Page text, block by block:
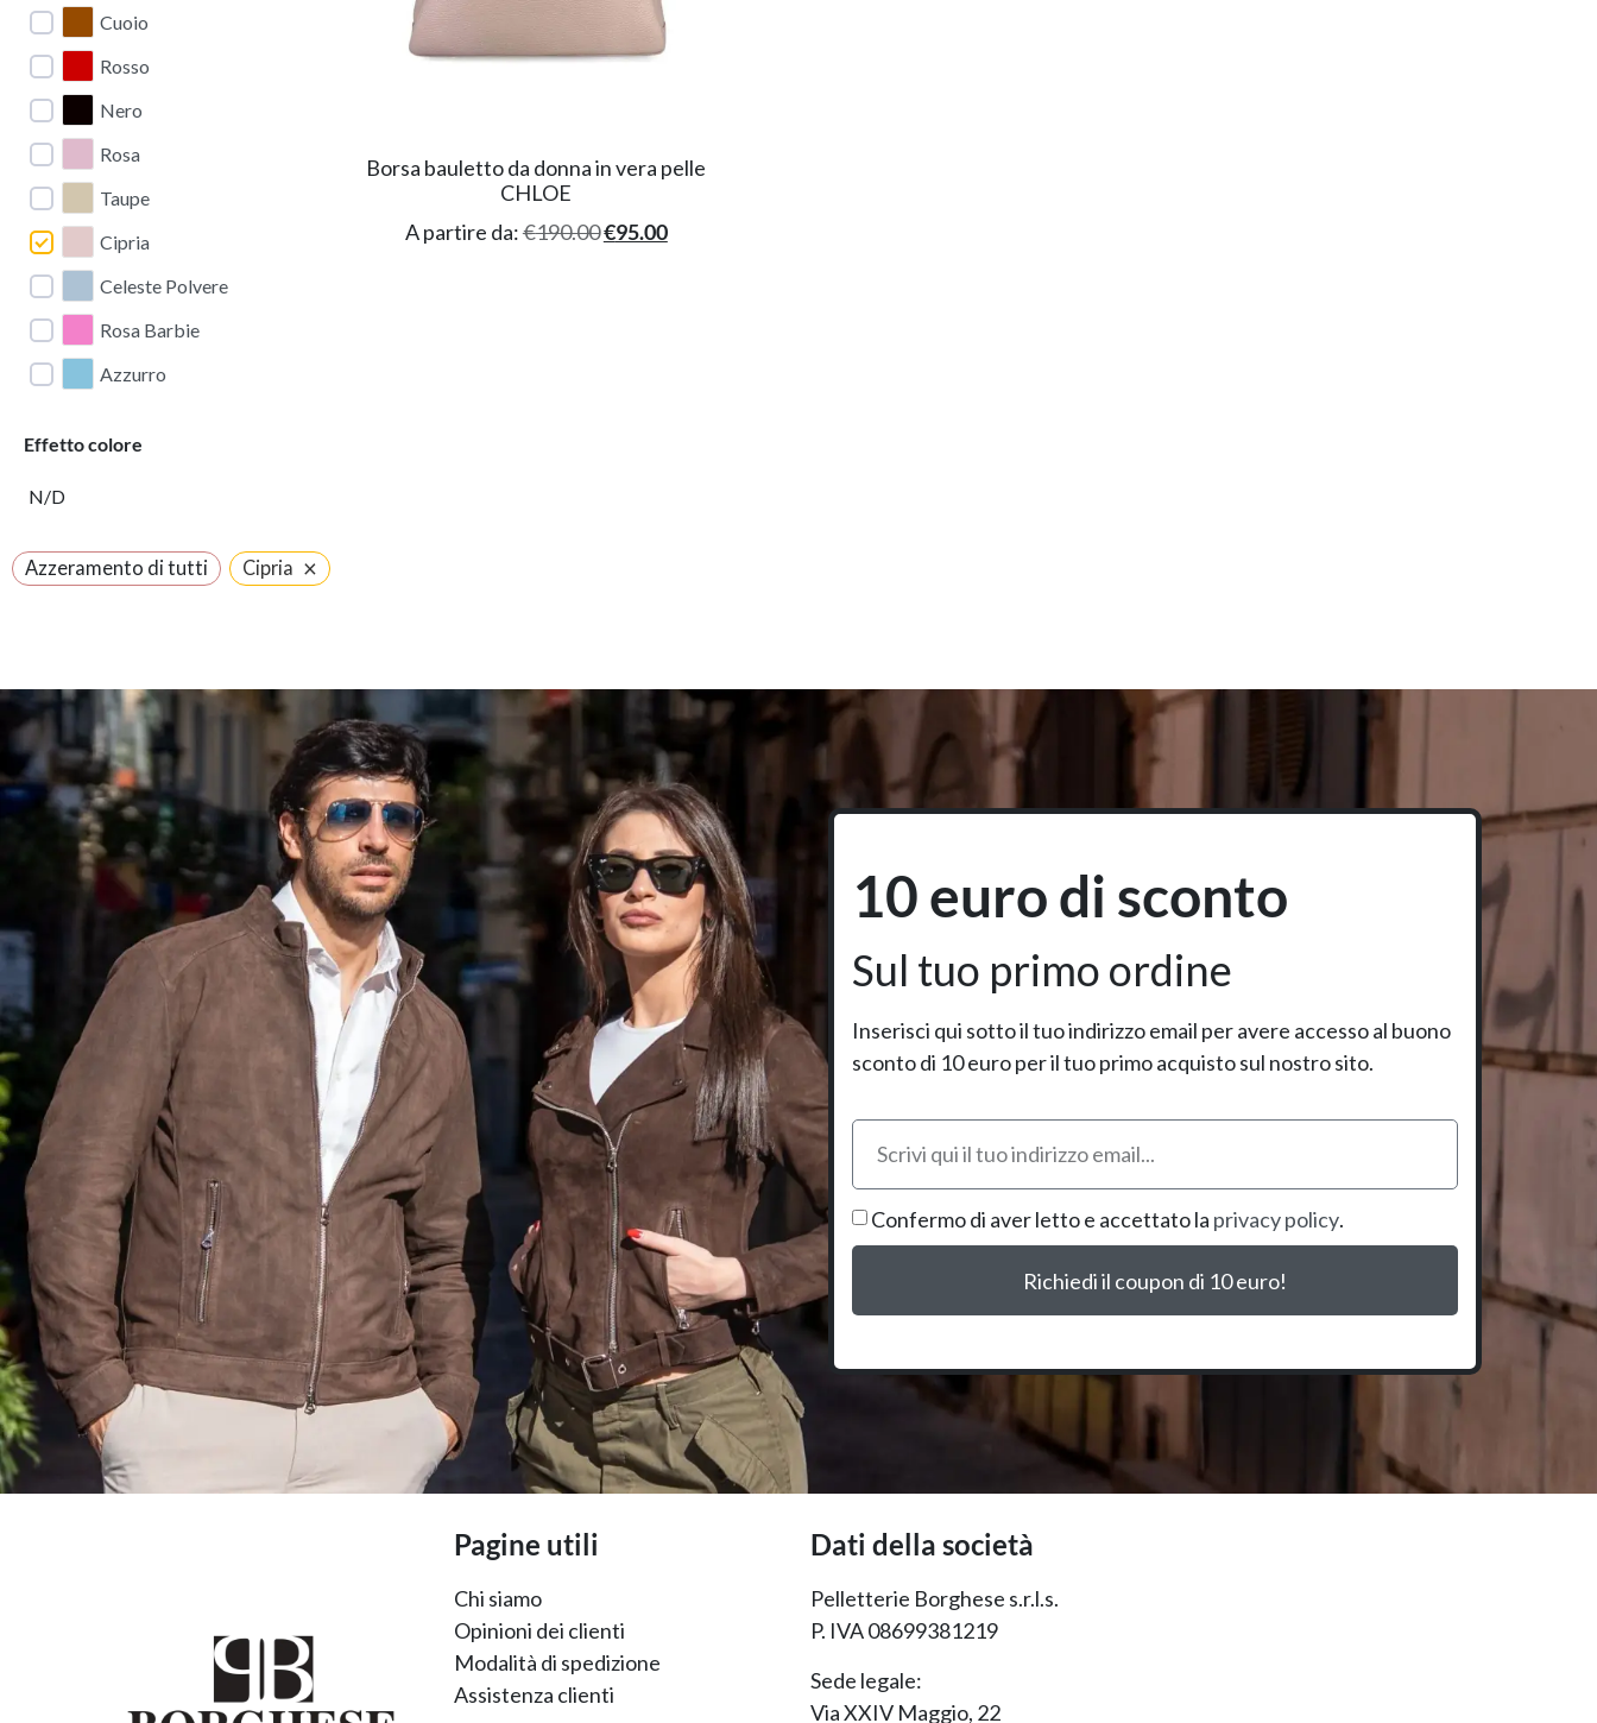
Cuoio
Rosso
Nero
Rosa
Taupe
Cipria
Celeste Polvere
Rosa Barbie
Azzurro
Effetto colore
N/D
Borsa bauletto da donna in vera pelle
CHLOE
A partire da:€190.00€95.00
Azzeramento di tutti Cipria ×
10 euro di sconto
Sul tuo primo ordine
Inserisci qui sotto il tuo indirizzo email per avere accesso al buono
sconto di 10 euro per il tuo primo acquisto sul nostro sito.
Confermo di aver letto e accettato la privacy policy.
Richiedi il coupon di 10 euro!
Pagine utili
Chi siamo
Opinioni dei clienti
Modalità di spedizione
Assistenza clienti
Dati della società
Pelletterie Borghese s.r.l.s.
P. IVA 08699381219
Sede legale:
Via XXIV Maggio, 22